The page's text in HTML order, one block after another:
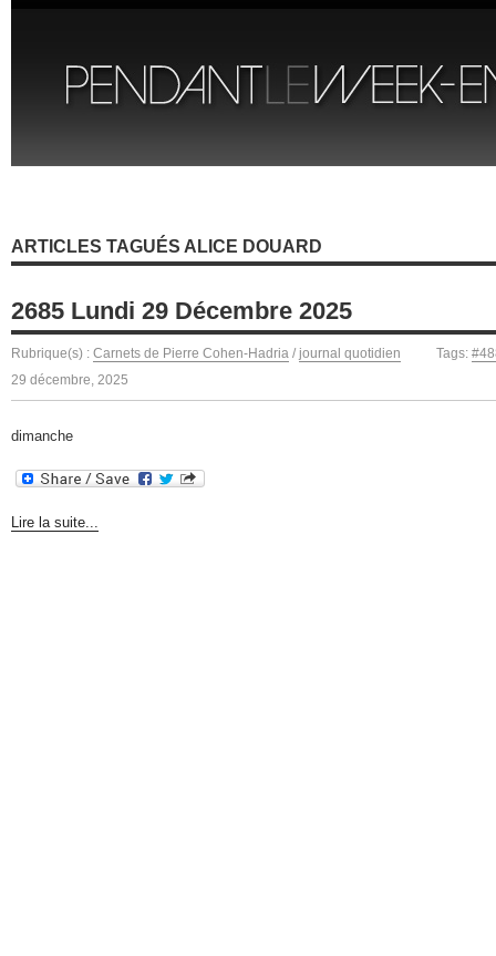
ARTICLES TAGUÉS ALICE DOUARD
2685 Lundi 29 Décembre 2025
Rubrique(s) : Carnets de Pierre Cohen-Hadria / journal quotidien Tags:
29 décembre, 2025
dimanche
Lire la suite...